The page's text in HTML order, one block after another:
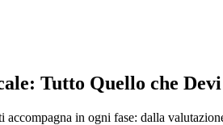
Tutto Quello che Devi
accompagna in ogni fase: dalla